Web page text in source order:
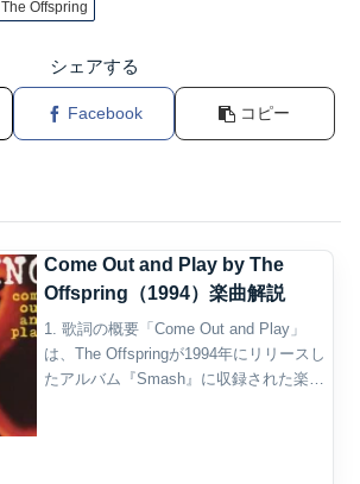
The Offspring
シェアする
Facebook コピー
Come Out and Play by The
Offspring（1994）楽曲解説
1. 歌詞の概要「Come Out and Play」
は、The Offspringが1994年にリリースし
たアルバム『Smash』に収録された楽曲